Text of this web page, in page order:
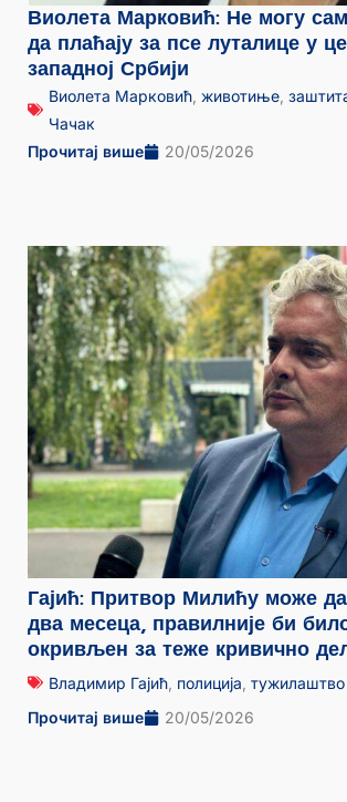
Виолета Марковић: Не могу
да плаћају за псе луталице у
западној Србији
Виолета Марковић животиње
Чачак
Прочитај више
20/05/2026
Гајић: Притвор Милићу може
два месеца, правилније би
окривљен за теже кривично
Владимир Гајић полиција тужилаштво
Прочитај више
20/05/2026